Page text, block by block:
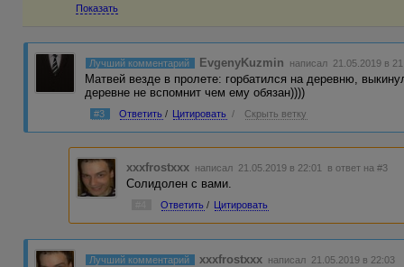
Показать
Лучший комментарий EvgenyKuzmin написал 21.05.2019 в
Матвей везде в пролете: горбатился на деревню,
деревне не вспомнит чем ему обязан))))
#3 Ответить / Цитировать / Скрыть ветку
xxxfrostxxx написал 21.05.2019 в 22:01 в ответ на #3
Солидолен с вами.
Ответить / Цитировать
Лучший комментарий xxxfrostxxx написал 21.05.2019 в 22:03